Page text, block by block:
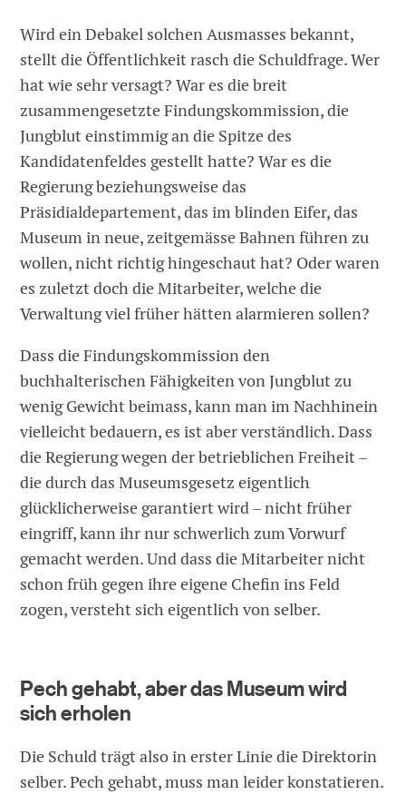
Wird ein Debakel solchen Ausmasses bekannt,
stellt die Öffentlichkeit rasch die Schuldfrage. Wer
hat wie sehr versagt? War es die breit
zusammengesetzte Findungskommission, die
Jungblut einstimmig an die Spitze des
Kandidatenfeldes gestellt hatte? War es die
Regierung beziehungsweise das
Präsidialdepartement, das im blinden Eifer, das
Museum in neue, zeitgemässe Bahnen führen zu
wollen, nicht richtig hingeschaut hat? Oder waren
es zuletzt doch die Mitarbeiter, welche die
Verwaltung viel früher hätten alarmieren sollen?
Dass die Findungskommission den
buchhalterischen Fähigkeiten von Jungblut zu
wenig Gewicht beimass, kann man im Nachhinein
vielleicht bedauern, es ist aber verständlich. Dass
die Regierung wegen der betrieblichen Freiheit –
die durch das Museumsgesetz eigentlich
glücklicherweise garantiert wird – nicht früher
eingriff, kann ihr nur schwerlich zum Vorwurf
gemacht werden. Und dass die Mitarbeiter nicht
schon früh gegen ihre eigene Chefin ins Feld
zogen, versteht sich eigentlich von selber.
Pech gehabt, aber das Museum wird
sich erholen
Die Schuld trägt also in erster Linie die Direktorin
selber. Pech gehabt, muss man leider konstatieren.